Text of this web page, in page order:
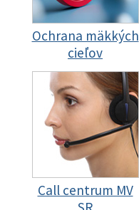
Ochrana mäkkých
cieľov
Call centrum MV